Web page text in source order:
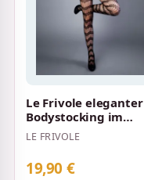
Le Frivole eleganter
Bodystocking im
Lamellen-Design S-L
Schwarz
LE FRIVOLE
19,90 €